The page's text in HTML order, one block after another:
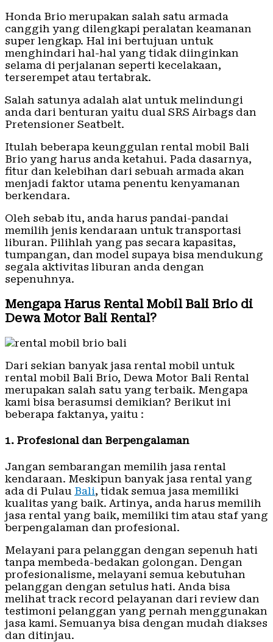
Honda Brio merupakan salah satu armada
canggih yang dilengkapi peralatan keamanan
super lengkap. Hal ini bertujuan untuk
menghindari hal-hal yang tidak diinginkan
selama di perjalanan seperti kecelakaan,
terserempet atau tertabrak.
Salah satunya adalah alat untuk melindungi
anda dari benturan yaitu dual SRS Airbags dan
Pretensioner Seatbelt.
Itulah beberapa keunggulan rental mobil Bali
Brio yang harus anda ketahui. Pada dasarnya,
fitur dan kelebihan dari sebuah armada akan
menjadi faktor utama penentu kenyamanan
berkendara.
Oleh sebab itu, anda harus pandai-pandai
memilih jenis kendaraan untuk transportasi
liburan. Pilihlah yang pas secara kapasitas,
tumpangan, dan model supaya bisa mendukung
segala aktivitas liburan anda dengan
sepenuhnya.
Mengapa Harus Rental Mobil Bali Brio di
Dewa Motor Bali Rental?
Dari sekian banyak jasa rental mobil untuk
rental mobil Bali Brio, Dewa Motor Bali Rental
merupakan salah satu yang terbaik. Mengapa
kami bisa berasumsi demikian? Berikut ini
beberapa faktanya, yaitu :
1. Profesional dan Berpengalaman
Jangan sembarangan memilih jasa rental
kendaraan. Meskipun banyak jasa rental yang
ada di Pulau Bali, tidak semua jasa memiliki
kualitas yang baik. Artinya, anda harus memilih
jasa rental yang baik, memiliki tim atau staf yang
berpengalaman dan profesional.
Melayani para pelanggan dengan sepenuh hati
tanpa membeda-bedakan golongan. Dengan
profesionalisme, melayani semua kebutuhan
pelanggan dengan setulus hati. Anda bisa
melihat track record pelayanan dari review dan
testimoni pelanggan yang pernah menggunakan
jasa kami. Semuanya bisa dengan mudah diakses
dan ditinjau.